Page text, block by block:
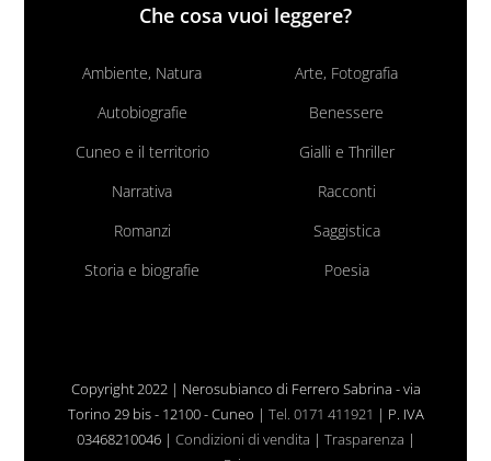
Che cosa vuoi leggere?
Ambiente, Natura
Arte, Fotografia
Autobiografie
Benessere
Cuneo e il territorio
Gialli e Thriller
Narrativa
Racconti
Romanzi
Saggistica
Storia e biografie
Poesia
Copyright 2022 | Nerosubianco di Ferrero Sabrina - via
Torino 29 bis - 12100 - Cuneo | Tel. 0171 411921 | P. IVA
03468210046 | Condizioni di vendita | Trasparenza |